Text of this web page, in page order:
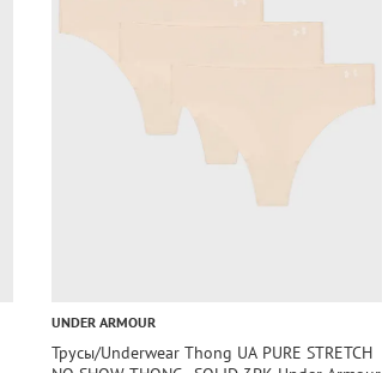
UNDER ARMOUR
Трусы/Underwear Thong UA PURE STRETCH